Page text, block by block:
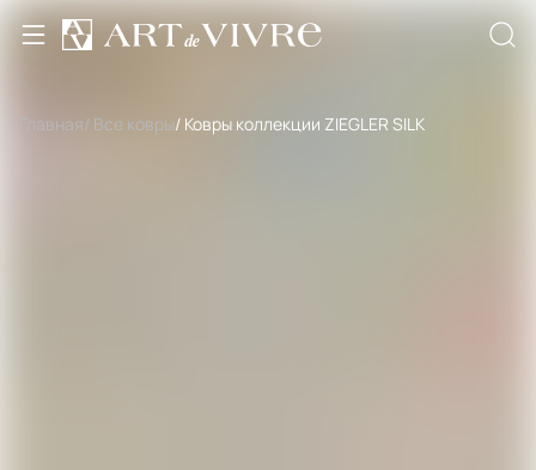
Главная/ Все ковры/ Ковры коллекции ZIEGLER SILK